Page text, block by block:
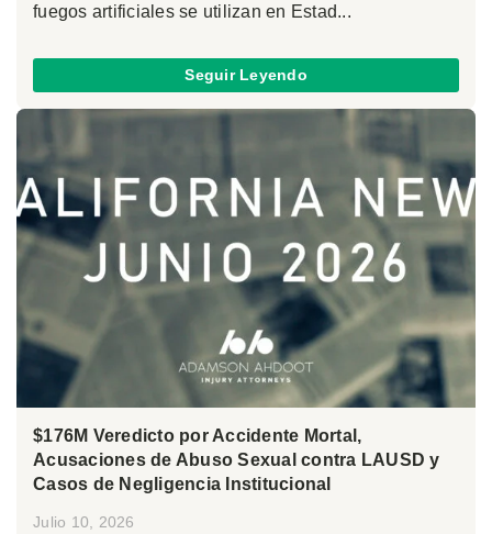
fuegos artificiales se utilizan en Estad...
Seguir Leyendo
$176M Veredicto por Accidente Mortal,
Acusaciones de Abuso Sexual contra LAUSD y
Casos de Negligencia Institucional
Julio 10, 2026